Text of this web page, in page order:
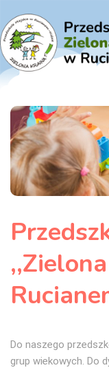
Do naszego
grup wiekowych. Do